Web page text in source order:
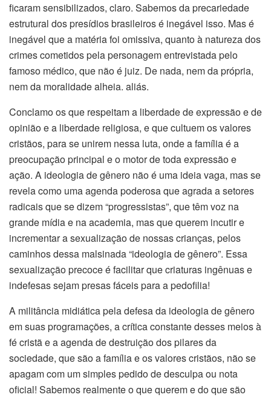
ficaram sensibilizados, claro. Sabemos da precariedade
estrutural dos presídios brasileiros é inegável isso. Mas é
inegável que a matéria foi omissiva, quanto à natureza dos
crimes cometidos pela personagem entrevistada pelo
famoso médico, que não é juiz. De nada, nem da própria,
nem da moralidade alheia. aliás.
Conclamo os que respeitam a liberdade de expressão e de
opinião e a liberdade religiosa, e que cultuem os valores
cristãos, para se unirem nessa luta, onde a família é a
preocupação principal e o motor de toda expressão e
ação. A ideologia de gênero não é uma ideia vaga, mas se
revela como uma agenda poderosa que agrada a setores
radicais que se dizem “progressistas”, que têm voz na
grande mídia e na academia, mas que querem incutir e
incrementar a sexualização de nossas crianças, pelos
caminhos dessa malsinada “ideologia de gênero”. Essa
sexualização precoce é facilitar que criaturas ingênuas e
indefesas sejam presas fáceis para a pedofilia!
A militância midiática pela defesa da ideologia de gênero
em suas programações, a crítica constante desses meios à
fé cristã e a agenda de destruição dos pilares da
sociedade, que são a família e os valores cristãos, não se
apagam com um simples pedido de desculpa ou nota
oficial! Sabemos realmente o que querem e do que são